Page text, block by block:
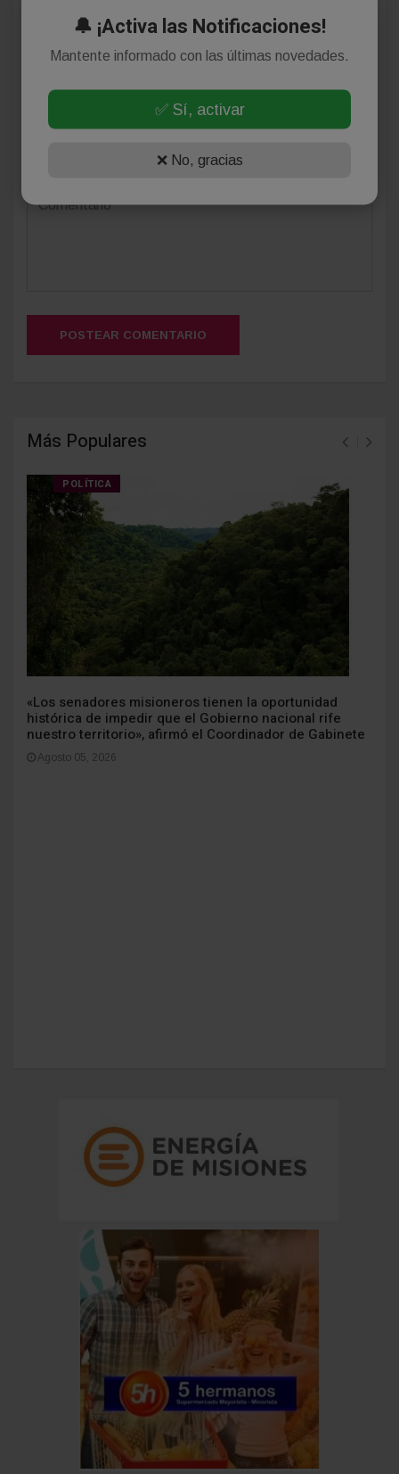
(Su email no será publicado)
POSTEAR COMENTARIO
Más Populares
POLÍTICA
«Los senadores misioneros tienen la oportunidad
histórica de impedir que el Gobierno nacional rife
nuestro territorio», afirmó el Coordinador de Gabinete
Agosto 05, 2026
🔔 ¡Activa las Notificaciones!
Mantente informado con las últimas novedades.
✅ Sí, activar
❌ No, gracias